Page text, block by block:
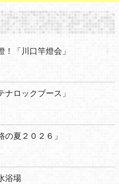
「川口竿燈会」
ナロックブース」
の夏２０２６」
浴場